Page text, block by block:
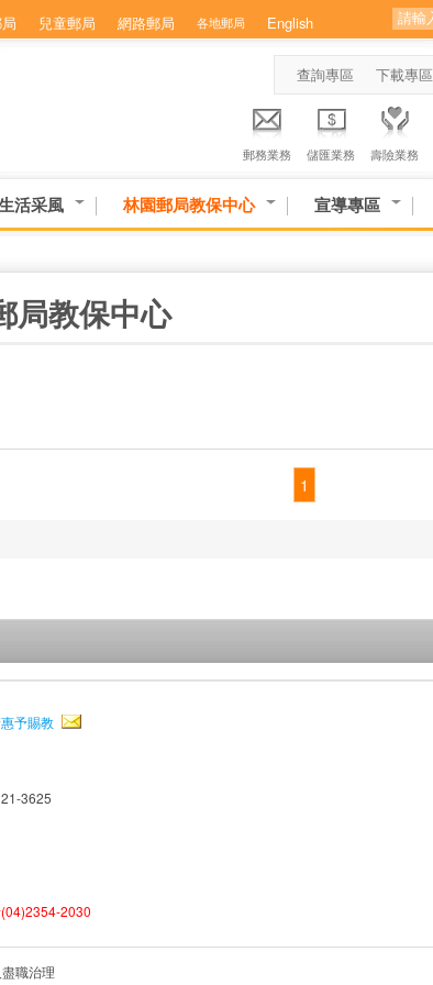
兒童郵局 網路郵局 各地郵局 English
查詢專區 下載專區
郵務業務 儲匯業務 壽險業務
活采風 林園郵局教保中心 宣導專區
局教保中心
1
予賜教
3625
2030
職治理